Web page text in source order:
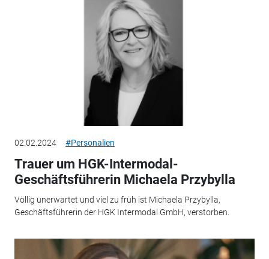
02.02.2024 #Personalien
Trauer um HGK-Intermodal-
Geschäftsführerin Michaela Przybylla
Völlig unerwartet und viel zu früh ist Michaela Przybylla,
Geschäftsführerin der HGK Intermodal GmbH, verstorben.